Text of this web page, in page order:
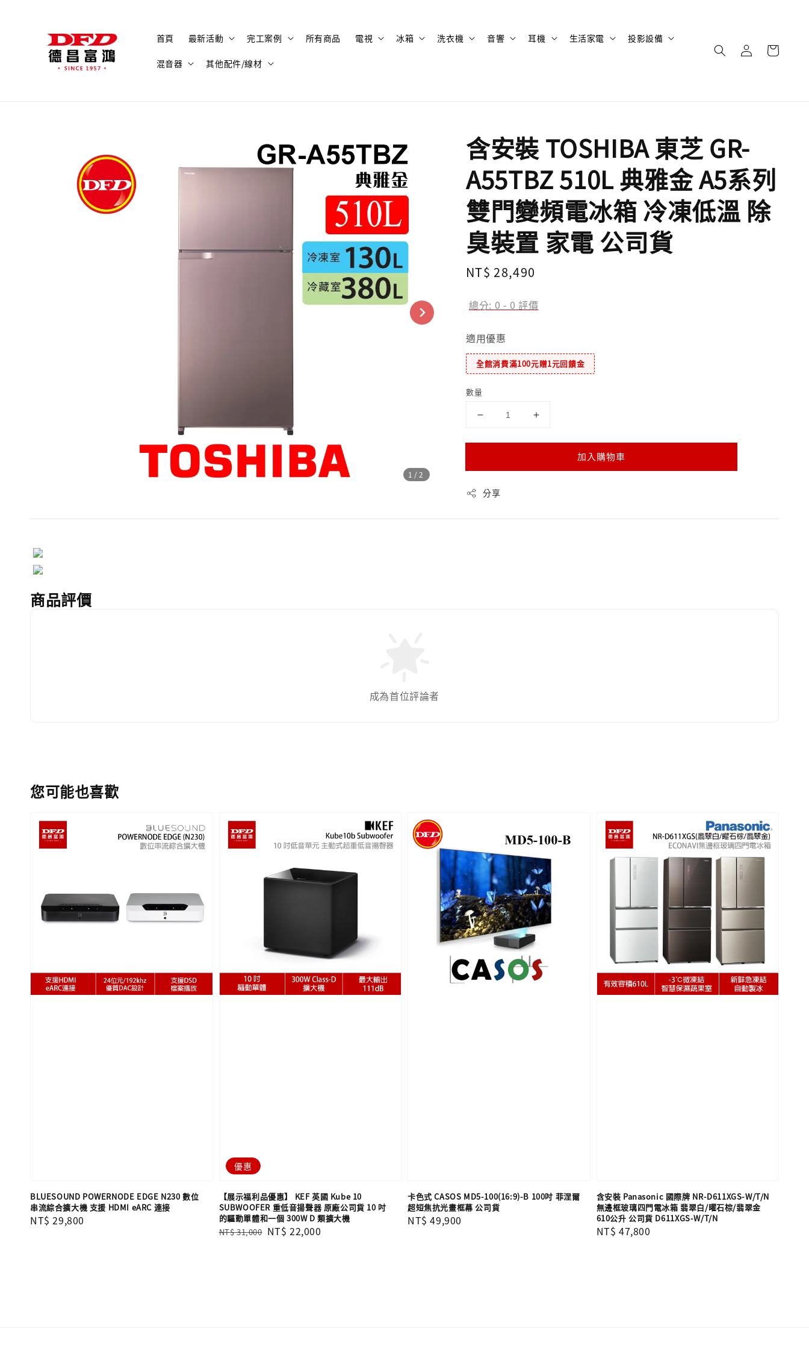
首頁 最新活動 完工案例 所有商品 電視 冰箱 洗衣機 音響 耳機 生活家電 投影設備
混音器 其他配件/線材
1 /2
含安裝 TOSHIBA 東芝 GR-
A55TBZ 510L 典雅金 A5系列
雙門變頻電冰箱 冷凍低溫 除
臭裝置 家電 公司貨
Regular
NT$ 28,490
總分: 0 - 0 評價
適用優惠
全館消費滿100元贈1元回饋金
數量
加入購物車
分享
商品評價
成為首位評論者
您可能也喜歡
BLUESOUND POWERNODE EDGE N230 數位
串流綜合擴大機 支援 HDMI eARC 連接
Regular
NT$ 29,800
優惠
【展示福利品優惠】 KEF 英國 Kube 10
SUBWOOFER 重低音揚聲器 原廠公司貨 10 吋
的驅動單體和一個 300W D 類擴大機
Regular
NT$ 31,000 Sale
NT$ 22,000
卡色式 CASOS MD5-100(16:9)-B 100吋 菲涅爾
超短焦抗光畫框幕 公司貨
Regular
NT$ 49,900
含安裝 Panasonic 國際牌 NR-D611XGS-W/T/N
無邊框玻璃四門電冰箱 翡翠白/曜石棕/翡翠金
610公升 公司貨 D611XGS-W/T/N
Regular
NT$ 47,800